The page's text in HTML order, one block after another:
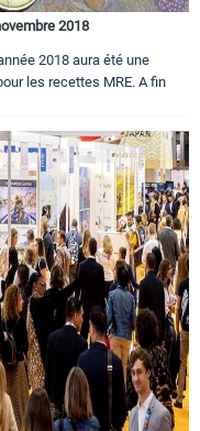
2018
2018 aura été une
les recettes MRE. A fin